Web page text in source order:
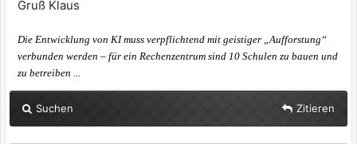
Gruß Klaus
Die Entwicklung von KI muss verpflichtend mit geistiger „Aufforstung“
verbunden werden – für ein Rechenzentrum sind 10 Schulen zu bauen und
zu betreiben ...
Suchen Zitieren